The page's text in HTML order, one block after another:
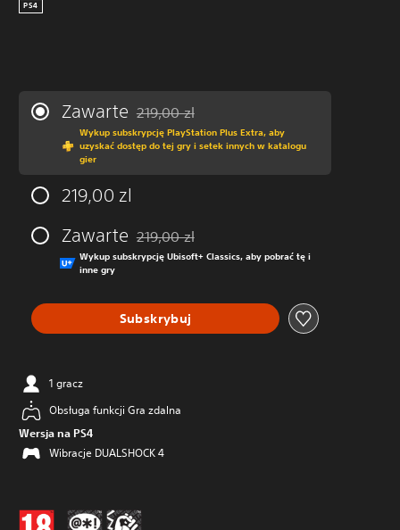
PS4
Zawarte Zastosowano zniżkę z oryginalnej ceny
219,00 zl
Wykup subskrypcję PlayStation Plus Extra, aby
uzyskać dostęp do tej gry i setek innych w katalogu
gier
219,00 zl
Zawarte Zastosowano zniżkę z oryginalnej ceny
219,00 zl
Wykup subskrypcję Ubisoft+ Classics, aby pobrać tę i
inne gry
Subskrybuj
1 gracz
Obsługa funkcji Gra zdalna
Wersja na PS4
Wibracje DUALSHOCK 4